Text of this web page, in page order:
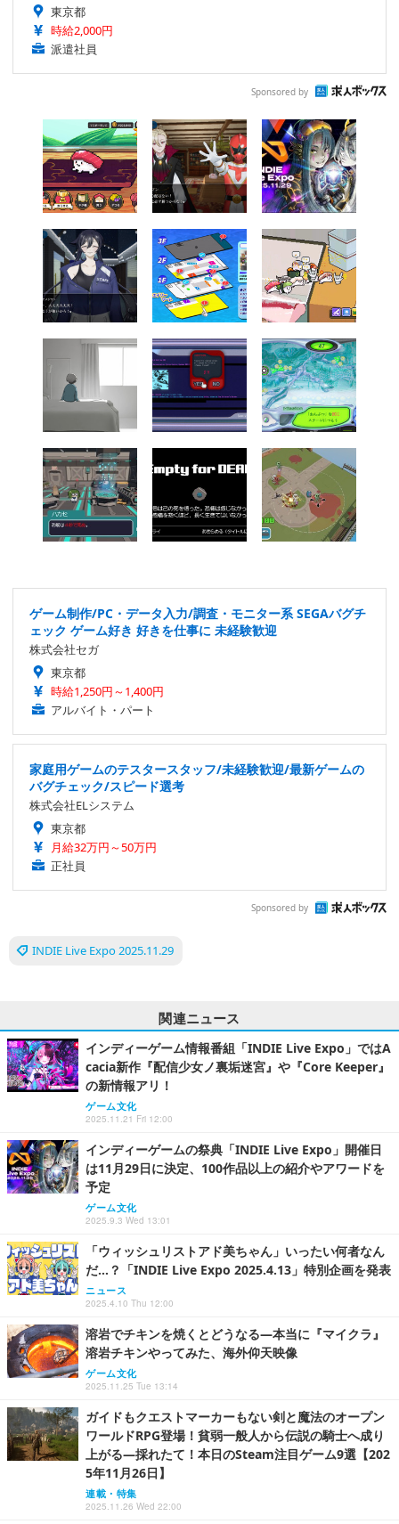
東京都
時給2,000円
派遣社員
Sponsored by
ゲーム制作/PC・データ入力/調査・モニター系 SEGAバグチ
ェック ゲーム好き 好きを仕事に 未経験歓迎
株式会社セガ
東京都
時給1,250円～1,400円
アルバイト・パート
家庭用ゲームのテスタースタッフ/未経験歓迎/最新ゲームの
バグチェック/スピード選考
株式会社ELシステム
東京都
月給32万円～50万円
正社員
Sponsored by
INDIE Live Expo 2025.11.29
関連ニュース
インディーゲーム情報番組「INDIE Live Expo」ではA
cacia新作『配信少女ノ裏垢迷宮』や『Core Keeper』
の新情報アリ！
ゲーム文化
2025.11.21 Fri 12:00
インディーゲームの祭典「INDIE Live Expo」開催日
は11月29日に決定、100作品以上の紹介やアワードを
予定
ゲーム文化
2025.9.3 Wed 13:01
「ウィッシュリストアド美ちゃん」いったい何者なん
だ…？「INDIE Live Expo 2025.4.13」特別企画を発表
ニュース
2025.4.10 Thu 12:00
溶岩でチキンを焼くとどうなる―本当に『マイクラ』
溶岩チキンやってみた、海外仰天映像
ゲーム文化
2025.11.25 Tue 13:14
ガイドもクエストマーカーもない剣と魔法のオープン
ワールドRPG登場！貧弱一般人から伝説の騎士へ成り
上がる―採れたて！本日のSteam注目ゲーム9選【202
5年11月26日】
連載・特集
2025.11.26 Wed 22:00